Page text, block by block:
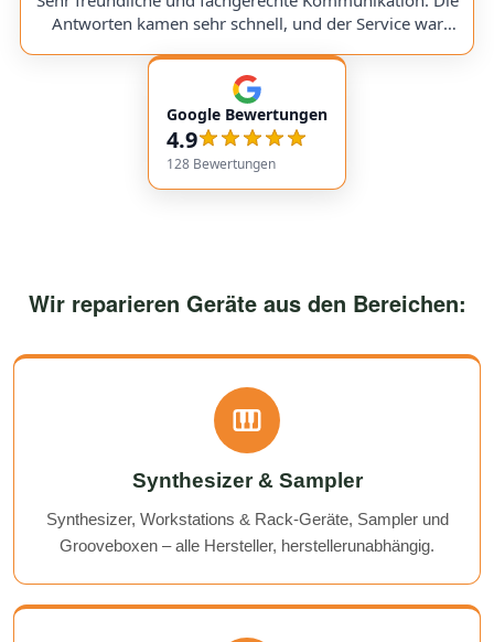
would use them again anytime!
Antworten kamen sehr schnell, und der Service war
empfehlenswert! Very friendly and professional
communication. Responses came very quickly, and the
service overall was extremely friendly and reliable.
Highly recommended!
Google Bewertungen
4.9
128 Bewertungen
Wir reparieren Geräte aus den Bereichen:
Synthesizer & Sampler
Synthesizer, Workstations & Rack-Geräte, Sampler und
Grooveboxen – alle Hersteller, herstellerunabhängig.